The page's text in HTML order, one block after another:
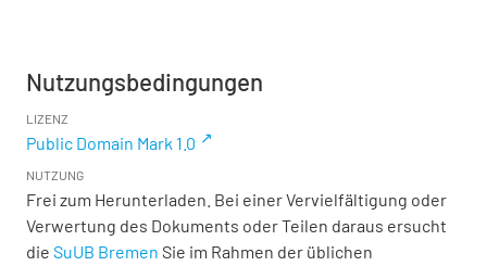
Nutzungsbedingungen
LIZENZ
Public Domain Mark 1.0
NUTZUNG
Frei zum Herunterladen. Bei einer Vervielfältigung oder
Verwertung des Dokuments oder Teilen daraus ersucht
die SuUB Bremen Sie im Rahmen der üblichen